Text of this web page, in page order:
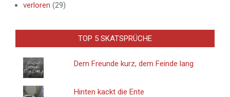
verloren (29)
TOP 5 SKATSPRÜCHE
Dem Freunde kurz, dem Feinde lang
Hinten kackt die Ente